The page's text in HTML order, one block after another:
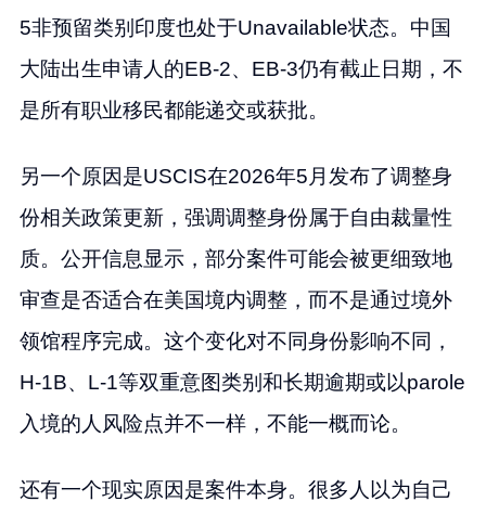
5非预留类别印度也处于Unavailable状态。中国
大陆出生申请人的EB-2、EB-3仍有截止日期，不
是所有职业移民都能递交或获批。
另一个原因是USCIS在2026年5月发布了调整身
份相关政策更新，强调调整身份属于自由裁量性
质。公开信息显示，部分案件可能会被更细致地
审查是否适合在美国境内调整，而不是通过境外
领馆程序完成。这个变化对不同身份影响不同，
H-1B、L-1等双重意图类别和长期逾期或以parole
入境的人风险点并不一样，不能一概而论。
还有一个现实原因是案件本身。很多人以为自己